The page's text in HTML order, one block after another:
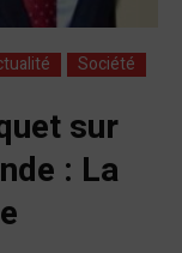
Société
sur
: La